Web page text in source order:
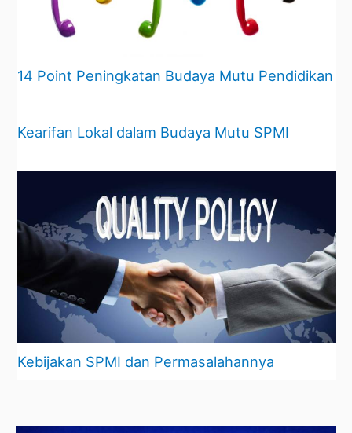
14 Point Peningkatan Budaya Mutu Pendidikan
Kearifan Lokal dalam Budaya Mutu SPMI
Kebijakan SPMI dan Permasalahannya